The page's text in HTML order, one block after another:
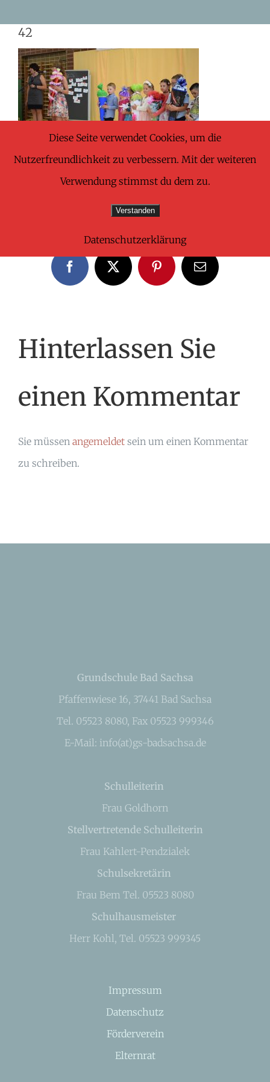
content
42
FacebookX PinterestE-
Mail
Hinterlassen Sie
einen Kommentar
Sie müssen angemeldet sein um einen Kommentar
zu schreiben.
Grundschule Bad Sachsa
Pfaffenwiese 16, 37441 Bad Sachsa
Tel. 05523 8080, Fax 05523 999346
E-Mail: info(at)gs-badsachsa.de
Schulleiterin
Frau Goldhorn
Stellvertretende Schulleiterin
Frau Kahlert-Pendzialek
Schulsekretärin
Frau Bem Tel. 05523 8080
Schulhausmeister
Herr Kohl, Tel. 05523 999345
Impressum
Datenschutz
Förderverein
Elternrat
Diese Seite verwendet Cookies, um die
Nutzerfreundlichkeit zu verbessern. Mit der weiteren
Verwendung stimmst du dem zu.
Verstanden
Datenschutzerklärung